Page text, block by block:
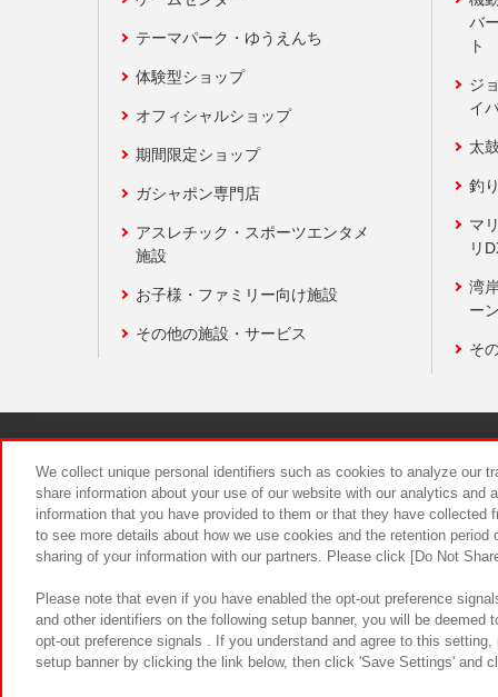
テーマパーク・ゆうえんち
体験型ショップ
オフィシャルショップ
期間限定ショップ
ガシャポン専門店
アスレチック・スポーツエンタメ
施設
お子様・ファミリー向け施設
その他の施設・サービス
バ
ト
ジ
イ
太
釣
マ
リ
湾
ー
そ
食品のご
We collect unique personal identifiers such as cookies to analyze our
share information about your use of our website with our analytics and
information that you have provided to them or that they have
to see more details about how we use cookies and the retention
sharing of your information with our partners. Please click [Do Not
Please note that even if you have enabled the opt-out preference
and other identifiers on the following setup banner, you will be
opt-out preference signals . If you understand and agree to this
setup banner by clicking the link below, then click 'Save Settings' and